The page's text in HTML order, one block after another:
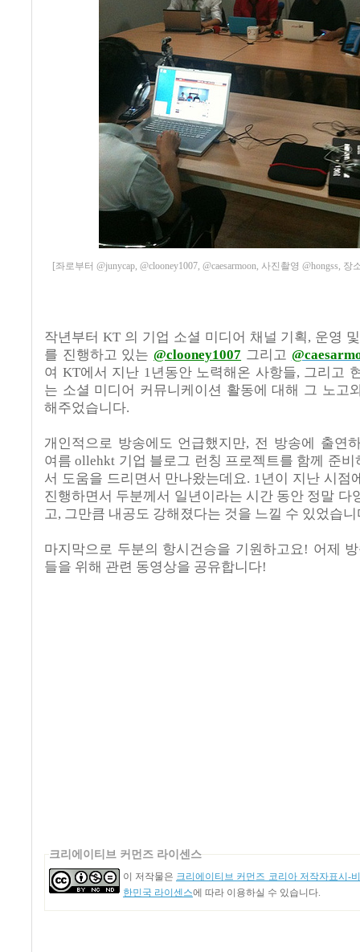
[좌로부터 @junycap, @clooney1007, @caesarmoon, 사진촬영 @hongss, 장
작년부터 KT 의 기업 소셜 미디어 채널 기획, 운영
를 진행하고 있는 @clooney1007 그리고
여 KT에서 지난 1년동안 노력해온 사항들, 그리고
는 소셜 미디어 커뮤니케이션 활동에 대해 그 노고
해주었습니다.
개인적으로 방송에도 언급했지만, 전 방송에 출연
여름 ollehkt 기업 블로그 런칭 프로젝트를 함께 준비
서 도움을 드리면서 만나왔는데요. 1년이 지난 시점
진행하면서 두분께서 일년이라는 시간 동안 정말 다
고, 그만큼 내공도 강해졌다는 것을 느낄 수 있었습니
마지막으로 두분의 항시건승을 기원하고요! 어제
들을 위해 관련 동영상을 공유합니다!
크리에이티브 커먼즈 라이센스
이 저작물은 크리에이티브 커먼즈 코리아 저작자표시-
한민국 라이센스에 따라 이용하실 수 있습니다.